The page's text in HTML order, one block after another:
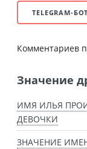
TELEGRAM-
Комментариев
Значение
ИМЯ ИЛЬЯ
ДЕВОЧКИ
ЗНАЧЕНИЕ